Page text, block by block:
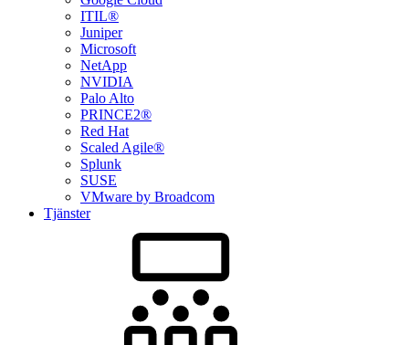
ITIL®
Juniper
Microsoft
NetApp
NVIDIA
Palo Alto
PRINCE2®
Red Hat
Scaled Agile®
Splunk
SUSE
VMware by Broadcom
Tjänster